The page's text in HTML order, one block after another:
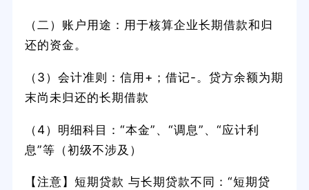
（二）账户用途：用于核算企业长期借款和归
还的资金。
（3）会计准则：信用+；借记-。贷方余额为期
末尚未归还的长期借款
（4）明细科目：“本金”、“调息”、“应计利
息”等（初级不涉及）
【注意】短期贷款 与长期贷款不同：“短期贷